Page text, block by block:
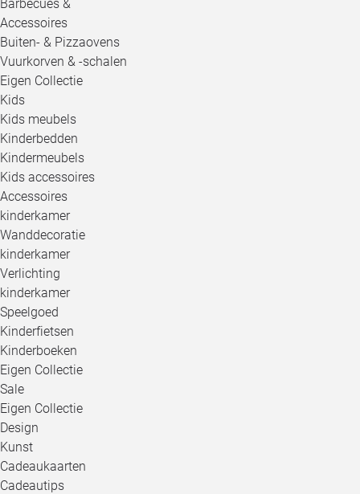
Barbecues &
Accessoires
Buiten- & Pizzaovens
Vuurkorven & -schalen
Eigen Collectie
Kids
Kids meubels
Kinderbedden
Kindermeubels
Kids accessoires
Accessoires
kinderkamer
Wanddecoratie
kinderkamer
Verlichting
kinderkamer
Speelgoed
Kinderfietsen
Kinderboeken
Eigen Collectie
Sale
Eigen Collectie
Design
Kunst
Cadeaukaarten
Cadeautips